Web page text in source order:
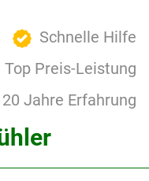
Schnelle Hilfe
Top Preis-Leistung
Jahre Erfahrung